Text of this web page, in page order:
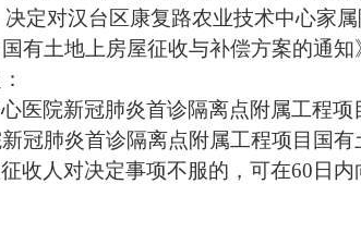
决定对汉台区康复路农业技术中心家
有土地上房屋征收与补偿方案的通知
医院新冠肺炎首诊隔离点附属工程
冠肺炎首诊隔离点附属工程项目国有
收人对决定事项不服的，可在60 日